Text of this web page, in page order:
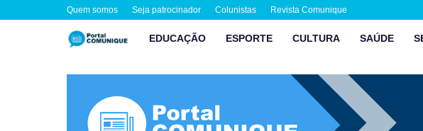
Quem somos Seja patrocinador Colunistas Revista Comunique
EDUCAÇÃO ESPORTE CULTURA SAÚDE